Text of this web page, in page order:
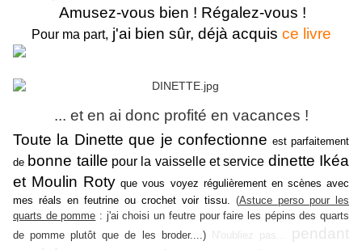
Amusez-vous bien ! Régalez-vous !
Pour ma part, j'ai bien sûr, déjà acquis ce livre
... eten ai donc profité en vacances !
Toute la Dinette que je confectionne est parfaitement
de bonne taille pour la vaisselle et service dinette Ikéa
et Moulin Roty que vous voyez régulièrement en scènes avec
mes réals en feutrine ou crochet voir tissu. (Astuce perso pour les
quarts de pomme : j'ai choisi un feutre pour faire les pépins des quarts
de pomme plutôt que de les broder....)